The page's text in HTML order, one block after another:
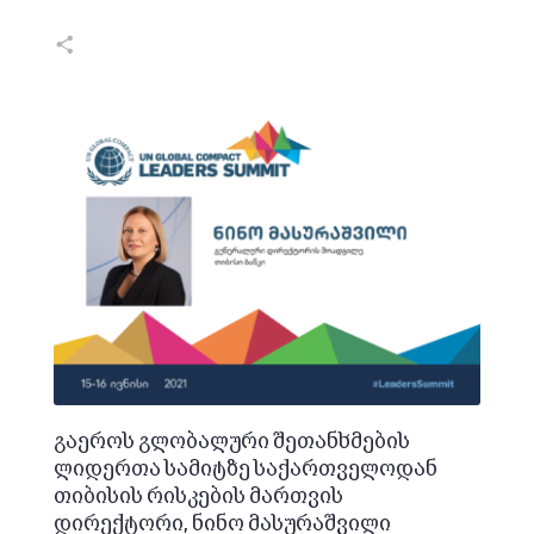
გაეროს გლობალური შეთანხმების
ლიდერთა სამიტზე საქართველოდან
თიბისის რისკების მართვის
დირექტორი, ნინო მასურაშვილი